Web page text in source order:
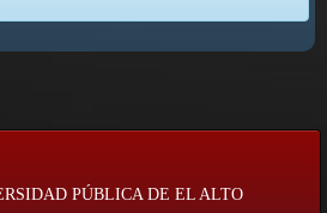
PÚBLICA DE EL ALTO